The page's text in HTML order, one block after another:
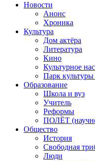
Новости
Анонс
Хроника
Культура
Дом актёра
Литература
Кино
Культурное
Парк
Образование
Школа и вуз
Учитель
Реформы
ПОЛЁТ
Общество
История
Свободная
Люди